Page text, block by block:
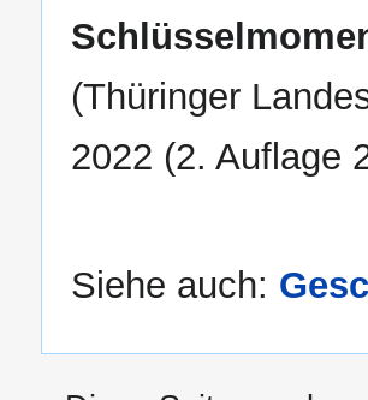
(Thüringer
2022 (2. Auflage
Siehe auch: